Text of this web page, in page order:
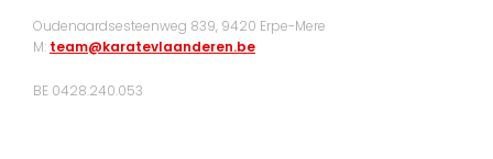
Oudenaardsesteenweg 839, 9420 Erpe-Mere
M: team@karatevlaanderen.be
BE 0428.240.053